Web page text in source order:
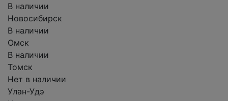
В наличии
Новосибирск
В наличии
Омск
В наличии
Томск
Нет в наличии
Улан-Удэ